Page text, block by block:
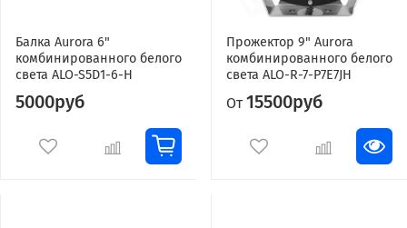
Балка Aurora 6"
комбинированного белого
света ALO-S5D1-6-H
5000руб
Прожектор 9" Aurora
комбинированного белого
света ALO-R-7-P7E7JH
От 15500руб